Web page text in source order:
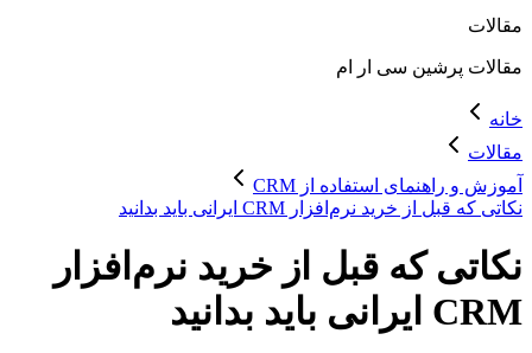
مقالات
مقالات پرشین سی ار ام
خانه
مقالات
آموزش و راهنمای استفاده از CRM
نکاتی که قبل از خرید نرم‌افزار CRM ایرانی باید بدانید
نکاتی که قبل از خرید نرم‌افزار
CRM ایرانی باید بدانید